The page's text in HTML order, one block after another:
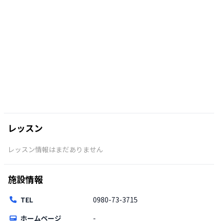
レッスン
レッスン情報はまだありません
施設情報
TEL
0980-73-3715
ホームページ
-